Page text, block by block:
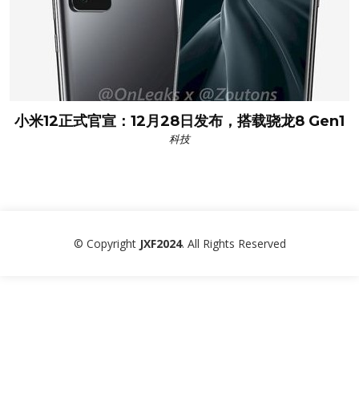
小米12正式官宣：12月28日发布，搭载骁龙8 Gen1
科技
© Copyright JXF2024. All Rights Reserved